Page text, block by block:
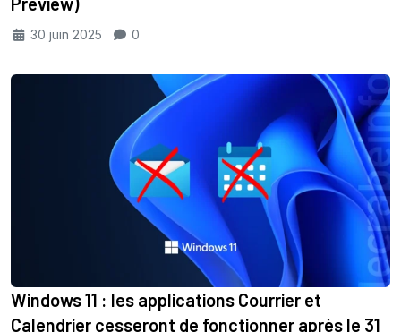
30 juin 2025 0
Windows 11 : les applications Courrier et
Calendrier cesseront de fonctionner après le 31